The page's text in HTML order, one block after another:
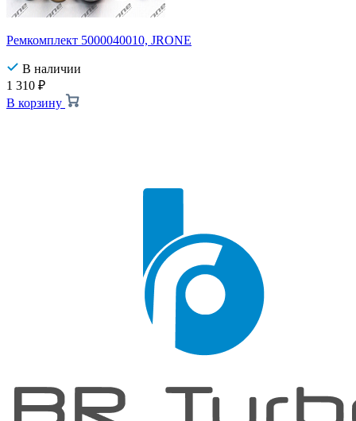
Ремкомплект 5000040010, JRONE
В наличии
1 310 ₽
В корзину